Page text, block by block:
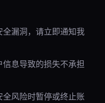
漏洞，请立即通知我
息导致的损失不承担
风险时暂停或终止账